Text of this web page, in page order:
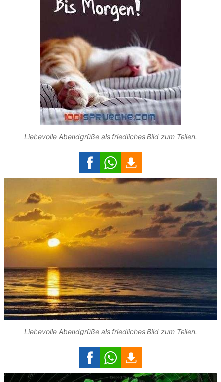
Liebevolle Abendgrüße als friedliches Bild zum Teilen.
Liebevolle Abendgrüße als friedliches Bild zum Teilen.